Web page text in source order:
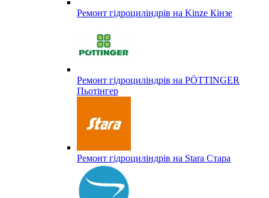
Ремонт гідроциліндрів на Kinze Кінзе
Ремонт гідроциліндрів на PÖTTINGER
Пьотінгер
Ремонт гідроциліндрів на Stara Стара